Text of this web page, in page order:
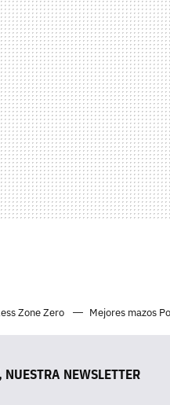
Zone Zero Mejores mazos
NEWSLETTER